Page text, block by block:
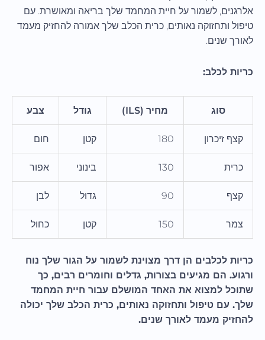
אלרגנים, לשמור על חיית המחמד שלך בריאה ומאושרת. עם
טיפול ותחזוקה נאותים, כרית הכלב שלך אמורה להחזיק מעמד
לאורך שנים.
כריות לכלב:
סוג מחיר (ILS) גודל צבע
קצף זיכרון 180 קטן חום
כרית 130 בינוני אפור
קצף 90 גדול לבן
צמר 150 קטן כחול
כריות לכלבים הן דרך מצוינת לשמור על הגור שלך נוח
ורגוע. הם מגיעים בצורות, גדלים וחומרים רבים, כך
שתוכל למצוא את האחד המושלם עבור חיית המחמד
שלך. עם טיפול ותחזוקה נאותים, כרית הכלב שלך יכולה
להחזיק מעמד לאורך שנים.